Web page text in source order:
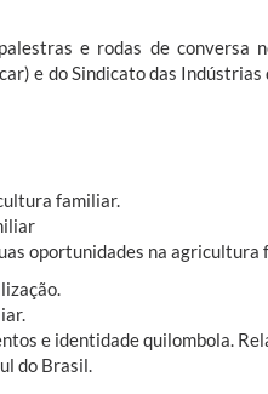
e rodas de conversa
e do Sindicato das
familiar.
oportunidades na agricultura
e identidade quilombola.
do Brasil.